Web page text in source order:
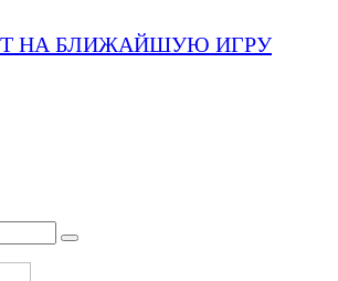
НА БЛИЖАЙШУЮ ИГРУ